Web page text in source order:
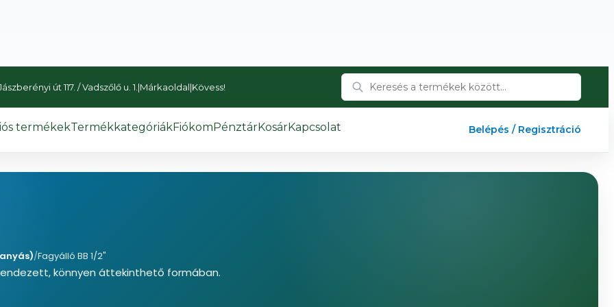
út 117. / Vadszőlő u. 1. |Márkaoldal|Kövess!
termékekTermékkategóriákFiókomPénztárKosárKapcsolat Belépés / Regisztráció
/Fagyálló BB 1/2"
könnyen áttekinthető formában.